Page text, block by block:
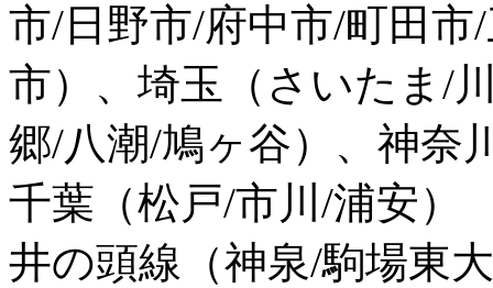
市/日野市/府中市/町田
市）、埼玉（さいたま/
郷/八潮/鳩ヶ谷）、神奈
千葉（松戸/市川/浦安）
井の頭線（神泉/駒場東